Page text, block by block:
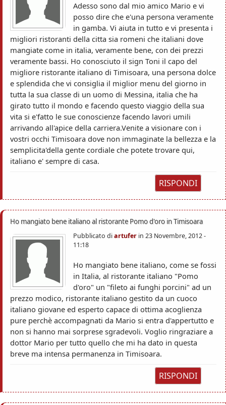
Adesso sono dal mio amico Mario e vi
posso dire che e'una persona veramente
in gamba. Vi aiuta in tutto e vi presenta i
migliori ristoranti della citta sia romeni che italiani dove
mangiate come in italia, veramente bene, con dei prezzi
veramente bassi. Ho conosciuto il sign Toni il capo del
migliore ristorante italiano di Timisoara, una persona dolce
e splendida che vi consiglia il miglior menu del giorno in
tutta la sua classe di un uomo di Messina, italia che ha
girato tutto il mondo e facendo questo viaggio della sua
vita si e'fatto le sue conoscienze facendo lavori umili
arrivando all'apice della carriera.Venite a visionare con i
vostri occhi Timisoara dove non immaginate la bellezza e la
semplicita'della gente cordiale che potete trovare qui,
italiano e' sempre di casa.
RISPONDI
Ho mangiato bene italiano al ristorante Pomo d'oro in Timisoara
Pubblicato diartufer in 23 Novembre, 2012 -
11:18
Ho mangiato bene italiano, come se fossi
in Italia, al ristorante italiano "Pomo
d'oro" un "fileto ai funghi porcini" ad un
prezzo modico, ristorante italiano gestito da un cuoco
italiano giovane ed esperto capace di ottima acoglienza
pure perchè accompagnati da Mario si entra d'appertutto e
non si hanno mai sorprese sgradevoli. Voglio ringraziare a
dottor Mario per tutto quello che mi ha dato in questa
breve ma intensa permanenza in Timisoara.
RISPONDI